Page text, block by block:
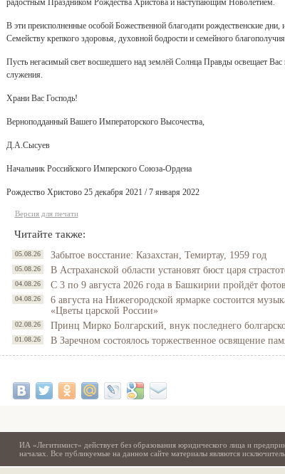
радостным Праздником Рождества Христова и наступающим Новолетием.
В эти преисполненные особой Божественной благодати рождественские
Семейству крепкого здоровья, духовной бодрости и семейного
Пусть негасимый свет восшедшего над землёй Солнца Правды освещает
служения.
Храни Вас Господь!
Верноподданный Вашего Императорского Высочества,
Д.А.Сысуев
Начальник Российского Имперского Союза-Ордена
Рождество Христово 25 декабря 2021 / 7 января 2022
Версия для печати
Читайте также:
05.08.26 Забытое восстание: Казахстан, Темиртау, 1959 год
05.08.26 В Астраханской области установят бюст царя
04.08.26 С 3 по 9 августа 2026 года в Башкирии пройдёт
04.08.26
6 августа на Нижегородской ярмарке состоится
«Цветы царской России»
02.08.26 Принц Мирко Болгарский, внук последнего
01.08.26 В Заречном состоялось торжественное освящение
ИА «Легитимист» действует без образования юридического лица и
началах. Все публикуемые на данном сайте материалы являются